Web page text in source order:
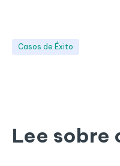
Casos de Éxito
Lee sobre